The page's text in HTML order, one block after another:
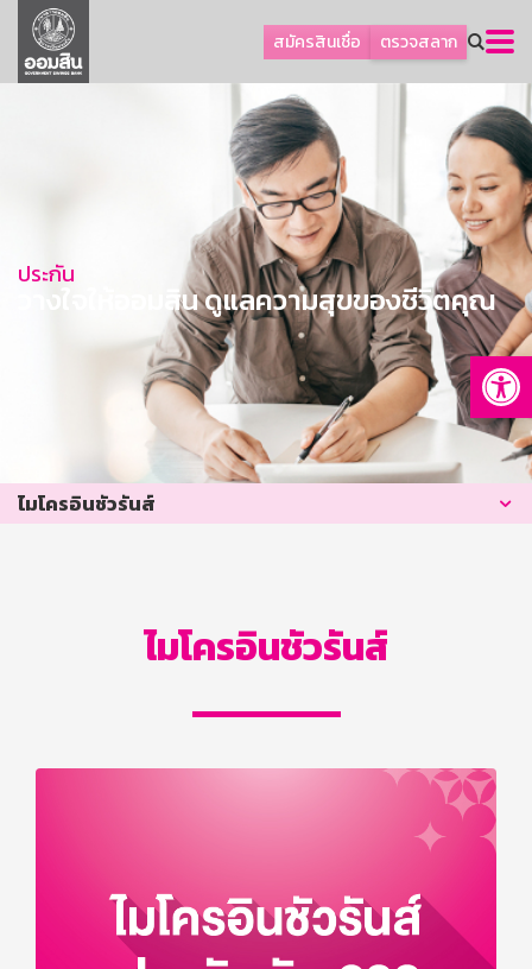
สมัครสินเชื่อ ตรวจสลาก
ลูกค้าธุรกิจ
ลูกค้าผู้ประกอบรายย่อย
การพัฒนาที่ยั่งยืน
ข่าวสาร
บริการทางการเงิน
บริการออนไลน์
GSB Society
ประกัน
วางใจให้ออมสิน ดูแลความสุขของชีวิตคุณ
ไมโครอินชัวรันส์
ไมโครอินชัวรันส์